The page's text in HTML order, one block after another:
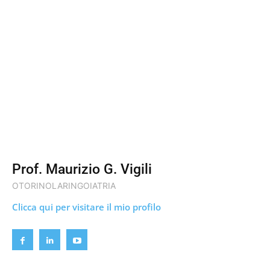
Prof. Maurizio G. Vigili
OTORINOLARINGOIATRIA
Clicca qui per visitare il mio profilo